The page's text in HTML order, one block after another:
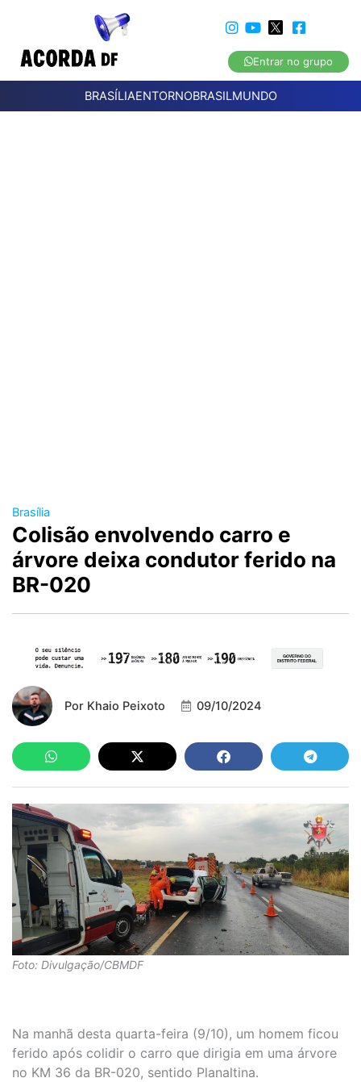
Entrar no grupo
BRASÍLIAENTORNOBRASILMUNDO
Brasília
Colisão envolvendo carro e
árvore deixa condutor ferido na
BR-020
Por Khaio Peixoto 09/10/2024
Foto: Divulgação/CBMDF
Na manhã desta quarta-feira (9/10), um homem ficou
ferido após colidir o carro que dirigia em uma árvore
no KM 36 da BR-020, sentido Planaltina.